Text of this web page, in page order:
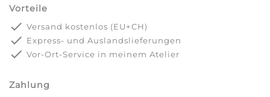
Vorteile
done Versand kostenlos (EU+CH)
done Express- und Auslandslieferungen
done Vor-Ort-Service in meinem Atelier
Zahlung